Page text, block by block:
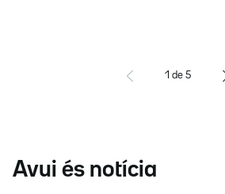
1 de 5
Avui és notícia